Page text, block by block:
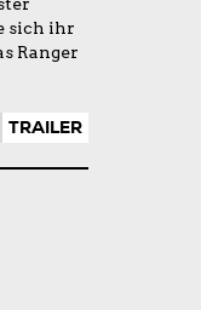
sich ihr
Ranger
TRAILER